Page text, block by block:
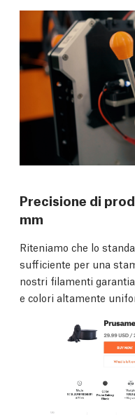
Precisione di
mm
Riteniamo che lo
sufficiente per una
nostri filamenti
e colori altamente